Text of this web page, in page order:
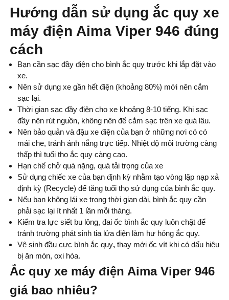
Hướng dẫn sử dụng ắc quy xe
máy điện Aima Viper 946 đúng
cách
Bạn cần sạc đầy điện cho bình ắc quy trước khi lắp đặt vào
xe.
Nên sử dụng xe gần hết điện (khoảng 80%) mới nên cắm
sạc lại.
Thời gian sạc đầy điện cho xe khoảng 8-10 tiếng. Khi sạc
đầy nên rút nguồn, không nên để cắm sạc trên xe quá lâu.
Nên bảo quản và đậu xe điện của bạn ở những nơi có có
mái che, tránh ánh nắng trực tiếp. Nhiệt độ môi trường càng
thấp thì tuổi thọ ắc quy càng cao.
Hạn chế chở quá nặng, quá tải trọng của xe
Sử dụng chiếc xe của bạn định kỳ nhằm tạo vòng lặp nạp xả
định kỳ (Recycle) để tăng tuổi thọ sử dụng của bình ắc quy.
Nếu bạn không lái xe trong thời gian dài, bình ắc quy cần
phải sạc lại ít nhất 1 lần mỗi tháng.
Kiểm tra lực siết bu lông, đai ốc bình ắc quy luôn chặt để
tránh trường phát sinh tia lửa điện làm hư hỏng ắc quy.
Vệ sinh đầu cực bình ắc quy, thay mới ốc vít khi có dấu hiệu
bị ăn mòn, oxi hóa.
Ắc quy xe máy điện Aima Viper 946
giá bao nhiêu?